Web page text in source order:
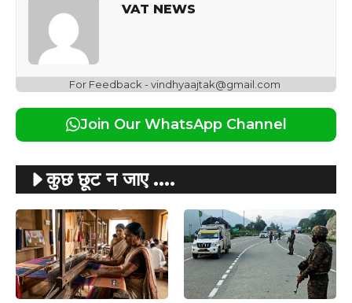
VAT NEWS
For Feedback - vindhyaajtak@gmail.com
Join Our WhatsApp Channel
कुछ छूट न जाए ....